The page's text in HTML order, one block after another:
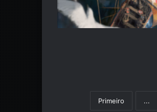
Primeiro ...